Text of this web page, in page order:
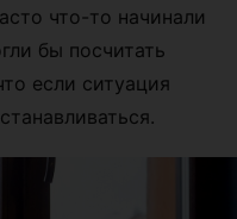
что-то начинали
бы посчитать
если ситуация